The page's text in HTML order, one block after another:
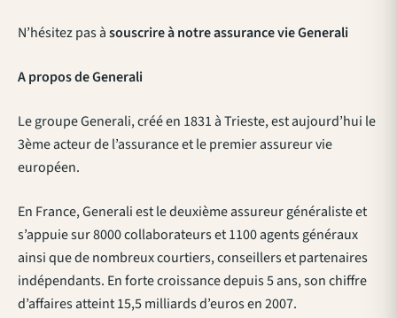
N’hésitez pas àsouscrire à notre assurance vie Generali
A propos de Generali
Le groupe Generali, créé en 1831 à Trieste, est aujourd’hui le
3ème acteur de l’assurance et le premier assureur vie
européen.
En France, Generali est le deuxième assureur généraliste et
s’appuie sur 8000 collaborateurs et 1100 agents généraux
ainsi que de nombreux courtiers, conseillers et partenaires
indépendants. En forte croissance depuis 5 ans, son chiffre
d’affaires atteint 15,5 milliards d’euros en 2007.